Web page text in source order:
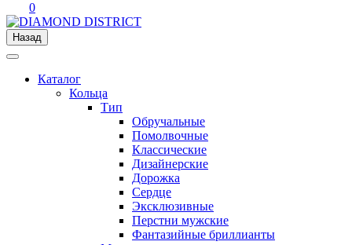
0
Назад
Каталог
Кольца
Тип
Обручальные
Помолвочные
Классические
Дизайнерские
Дорожка
Сердце
Эксклюзивные
Перстни мужские
Фантазийные бриллианты